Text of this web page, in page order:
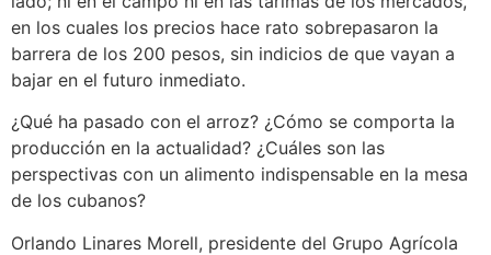
en los cuales los precios hace rato sobrepasaron la
barrera de los 200 pesos, sin indicios de que vayan a
bajar en el futuro inmediato.
¿Qué ha pasado con el arroz? ¿Cómo se comporta la
producción en la actualidad? ¿Cuáles son las
perspectivas con un alimento indispensable en la mesa
de los cubanos?
Orlando Linares Morell, presidente del Grupo Agrícola